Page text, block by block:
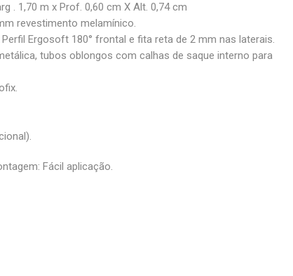
. 1,70 m x Prof. 0,60 cm X Alt. 0,74 cm
revestimento melamínico.
Ergosoft 180° frontal e fita reta de 2 mm nas laterais.
tubos oblongos com calhas de saque interno para
Fácil aplicação.